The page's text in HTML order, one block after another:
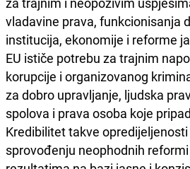
vladavine prava, funkcionisanja
institucija, ekonomije i reforme
EU ističe potrebu za trajnim
korupcije i organizovanog
za dobro upravljanje, ljudska
spolova i prava osoba koje
Kredibilitet takve
sprovođenju neophodnih